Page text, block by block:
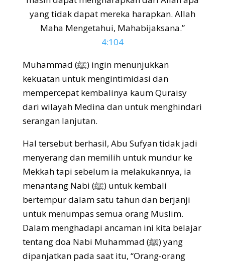
yang tidak dapat mereka harapkan. Allah
Maha Mengetahui, Mahabijaksana.”
4:104
Muhammad (ﷺ) ingin menunjukkan
kekuatan untuk mengintimidasi dan
mempercepat kembalinya kaum Quraisy
dari wilayah Medina dan untuk menghindari
serangan lanjutan.
Hal tersebut berhasil, Abu Sufyan tidak jadi
menyerang dan memilih untuk mundur ke
Mekkah tapi sebelum ia melakukannya, ia
menantang Nabi (ﷺ) untuk kembali
bertempur dalam satu tahun dan berjanji
untuk menumpas semua orang Muslim.
Dalam menghadapi ancaman ini kita belajar
tentang doa Nabi Muhammad (ﷺ) yang
dipanjatkan pada saat itu, “Orang-orang